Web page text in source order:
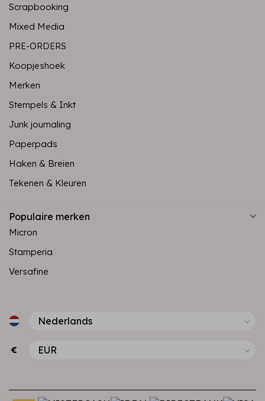
Scrapbooking
Mixed Media
PRE-ORDERS
Koopjeshoek
Merken
Stempels & Inkt
Junk journaling
Paperpads
Haken & Breien
Tekenen & Kleuren
Populaire merken
Micron
Stamperia
Versafine
€